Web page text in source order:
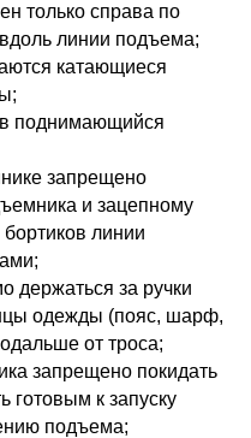
только справа по
линии подъема;
катающиеся
поднимающийся
запрещено
и зацепному
бортиков линии
держаться за ручки
одежды (пояс, шарф,
от троса;
запрещено покидать
готовым к запуску
подъема;
2026